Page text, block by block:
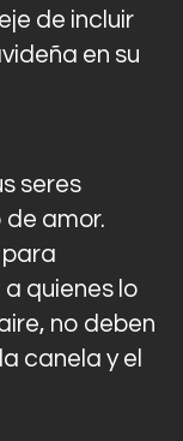
de incluir
en su
seres
de amor.
quienes lo
no deben
canela y el